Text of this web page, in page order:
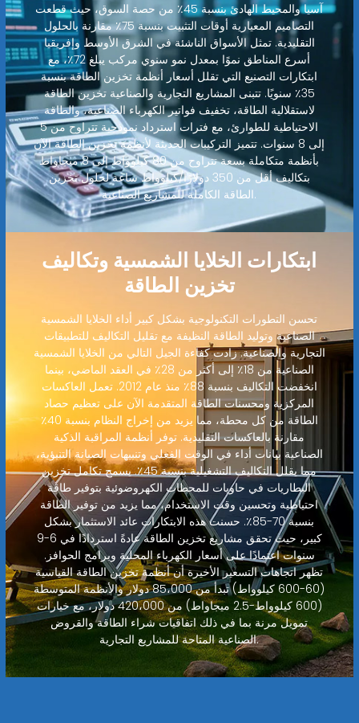
آسيا والمحيط الهادئ بنسبة 45٪ من حصة السوق، حيث قطعت
التصاميم المعيارية أوقات التثبيت بنسبة 75٪ مقارنة بالحلول
التقليدية. تمثل الأسواق الناشئة في الشرق الأوسط وإفريقيا
أسرع المناطق نموًا بمعدل نمو سنوي مركب يبلغ 72٪، مع
ابتكارات التصنيع التي تقلل أسعار أنظمة تخزين الطاقة بنسبة
35٪ سنويًا. تتبنى المشاريع التجارية والصناعية تخزين الطاقة
لاستقلالية الطاقة، تخفيف فواتير الكهرباء الصناعية، والطاقة
الاحتياطية للطوارئ، مع فترات استرداد نموذجية تتراوح من 5
إلى 8 سنوات. تتميز التركيبات الحديثة لأنظمة تخزين الطاقة الآن
بأنظمة متكاملة بسعة تتراوح من 80 كيلوواط إلى 8 ميجاواط
بتكاليف أقل من 350 دولارًا/كيلوواط ساعة لحلول تخزين
الطاقة الكاملة للمشاريع الصناعية.
ابتكارات الخلايا الشمسية وتكاليف
تخزين الطاقة
تحسن التطورات التكنولوجية بشكل كبير أداء الخلايا الشمسية
الصناعية وتوليد الطاقة النظيفة مع تقليل التكاليف للتطبيقات
التجارية والصناعية. زادت كفاءة الجيل التالي من الخلايا الشمسية
الصناعية من 18٪ إلى أكثر من 28٪ في العقد الماضي، بينما
انخفضت التكاليف بنسبة 88٪ منذ عام 2012. تعمل العاكسات
المركزية ومحسنات الطاقة المتقدمة الآن على تعظيم حصاد
الطاقة من كل محطة، مما يزيد من إخراج النظام بنسبة 40٪
مقارنة بالعاكسات التقليدية. توفر أنظمة المراقبة الذكية
الصناعية بيانات أداء في الوقت الفعلي وتنبيهات الصيانة التنبؤية،
مما يقلل التكاليف التشغيلية بنسبة 45٪. يسمح تكامل تخزين
البطاريات في حاويات للمحطات الكهروضوئية بتوفير طاقة
احتياطية وتحسين وقت الاستخدام، مما يزيد من توفير الطاقة
بنسبة 70-85٪. حسنت هذه الابتكارات عائد الاستثمار بشكل
كبير، حيث تحقق مشاريع تخزين الطاقة عادةً استردادًا في 6-9
سنوات اعتمادًا على أسعار الكهرباء المحلية وبرامج الحوافز.
تظهر اتجاهات التسعير الأخيرة أن أنظمة تخزين الطاقة القياسية
(60-600 كيلوواط) تبدأ من 85،000 دولار والأنظمة المتوسطة
(600 كيلوواط-2.5 ميجاواط) من 420،000 دولار، مع خيارات
تمويل مرنة بما في ذلك اتفاقيات شراء الطاقة والقروض
الصناعية المتاحة للمشاريع التجارية.